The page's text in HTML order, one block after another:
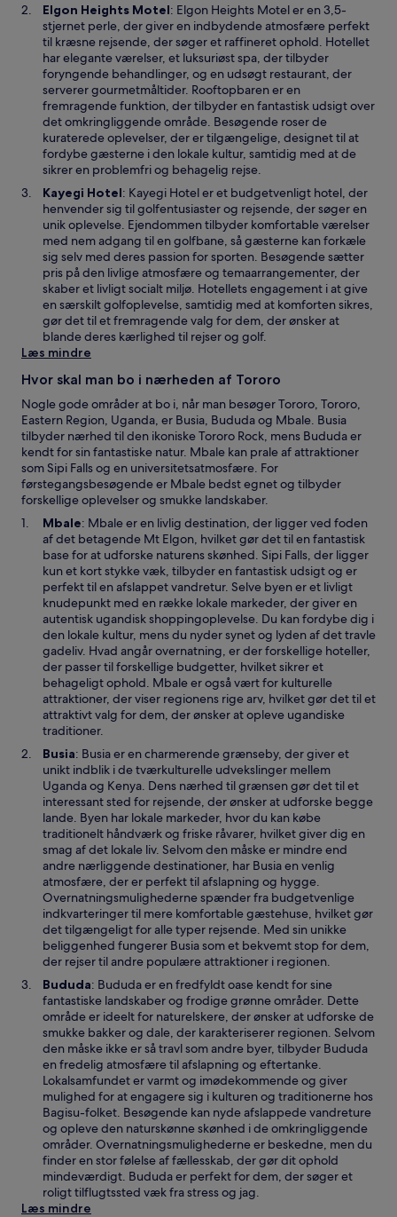
n
d
u
e
Elgon Heights MotelÅ
b
n
e
r
i
e
t
n
y
t
v
i
n
d
u
e
: Elgon Heights Motel er en 3,5-
stjernet perle, der giver en indbydende atmosfære perfekt
til kræsne rejsende, der søger et raffineret ophold. Hotellet
har elegante værelser, et luksuriøst spa, der tilbyder
foryngende behandlinger, og en udsøgt restaurant, der
serverer gourmetmåltider. Rooftopbaren er en
fremragende funktion, der tilbyder en fantastisk udsigt over
det omkringliggende område. Besøgende roser de
kuraterede oplevelser, der er tilgængelige, designet til at
fordybe gæsterne i den lokale kultur, samtidig med at de
sikrer en problemfri og behagelig rejse.
Kayegi HotelÅ
b
n
e
r
i
e
t
n
y
i
n
d
u
e
: Kayegi Hotel er et budgetvenligt hotel, der
henvender sig til golfentusiaster og rejsende, der søger en
unik oplevelse. Ejendommen tilbyder komfortable værelser
med nem adgang til en golfbane, så gæsterne kan forkæle
sig selv med deres passion for sporten. Besøgende sætter
pris på den livlige atmosfære og temaarrangementer, der
skaber et livligt socialt miljø. Hotellets engagement i at give
en særskilt golfoplevelse, samtidig med at komforten sikres,
gør det til et fremragende valg for dem, der ønsker at
blande deres kærlighed til rejser og golf.
Læs mindre
Hvor skal man bo i nærheden af Tororo
Nogle gode områder at bo i, når man besøger Tororo, Tororo,
Eastern Region, Uganda, er Busia, Bududa og Mbale. Busia
tilbyder nærhed til den ikoniske Tororo Rock, mens Bududa er
kendt for sin fantastiske natur. Mbale kan prale af attraktioner
som Sipi Falls og en universitetsatmosfære. For
førstegangsbesøgende er Mbale bedst egnet og tilbyder
forskellige oplevelser og smukke landskaber.
MbaleÅ
b
n
e
r
i
e
t
n
y
t
v
i
n
d
u
e
: Mbale er en livlig destination, der ligger ved foden
af det betagende Mt Elgon, hvilket gør det til en fantastisk
base for at udforske naturens skønhed. Sipi Falls, der ligger
kun et kort stykke væk, tilbyder en fantastisk udsigt og er
perfekt til en afslappet vandretur. Selve byen er et livligt
knudepunkt med en række lokale markeder, der giver en
autentisk ugandisk shoppingoplevelse. Du kan fordybe dig i
den lokale kultur, mens du nyder synet og lyden af det travle
gadeliv. Hvad angår overnatning, er der forskellige hoteller,
der passer til forskellige budgetter, hvilket sikrer et
behageligt ophold. Mbale er også vært for kulturelle
attraktioner, der viser regionens rige arv, hvilket gør det til et
attraktivt valg for dem, der ønsker at opleve ugandiske
traditioner.
BusiaÅ
b
n
e
i
e
t
n
y
t
v
i
n
d
u
e
: Busia er en charmerende grænseby, der giver et
unikt indblik i de tværkulturelle udvekslinger mellem
Uganda og Kenya. Dens nærhed til grænsen gør det til et
interessant sted for rejsende, der ønsker at udforske begge
lande. Byen har lokale markeder, hvor du kan købe
traditionelt håndværk og friske råvarer, hvilket giver dig en
smag af det lokale liv. Selvom den måske er mindre end
andre nærliggende destinationer, har Busia en venlig
atmosfære, der er perfekt til afslapning og hygge.
Overnatningsmulighederne spænder fra budgetvenlige
indkvarteringer til mere komfortable gæstehuse, hvilket gør
det tilgængeligt for alle typer rejsende. Med sin unikke
beliggenhed fungerer Busia som et bekvemt stop for dem,
der rejser til andre populære attraktioner i regionen.
BududaÅ
b
n
e
r
i
e
t
n
y
t
v
i
n
: Bududa er en fredfyldt oase kendt for sine
fantastiske landskaber og frodige grønne områder. Dette
område er ideelt for naturelskere, der ønsker at udforske de
smukke bakker og dale, der karakteriserer regionen. Selvom
den måske ikke er så travl som andre byer, tilbyder Bududa
en fredelig atmosfære til afslapning og eftertanke.
Lokalsamfundet er varmt og imødekommende og giver
mulighed for at engagere sig i kulturen og traditionerne hos
Bagisu-folket. Besøgende kan nyde afslappede vandreture
og opleve den naturskønne skønhed i de omkringliggende
områder. Overnatningsmulighederne er beskedne, men du
finder en stor følelse af fællesskab, der gør dit ophold
mindeværdigt. Bududa er perfekt for dem, der søger et
roligt tilflugtssted væk fra stress og jag.
Læs mindre